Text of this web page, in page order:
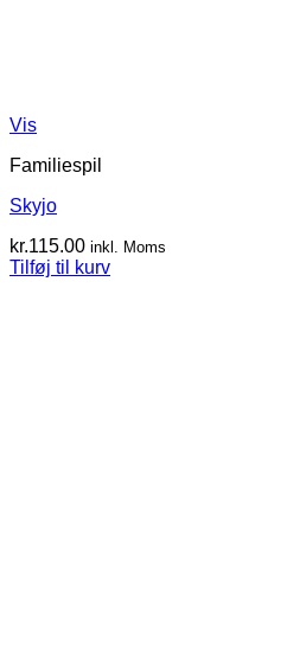
Vis
Familiespil
Skyjo
kr.115.00 inkl. Moms
Tilføj til kurv